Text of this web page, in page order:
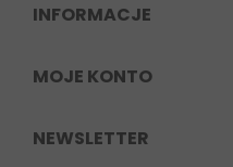
INFORMACJE
MOJE KONTO
NEWSLETTER